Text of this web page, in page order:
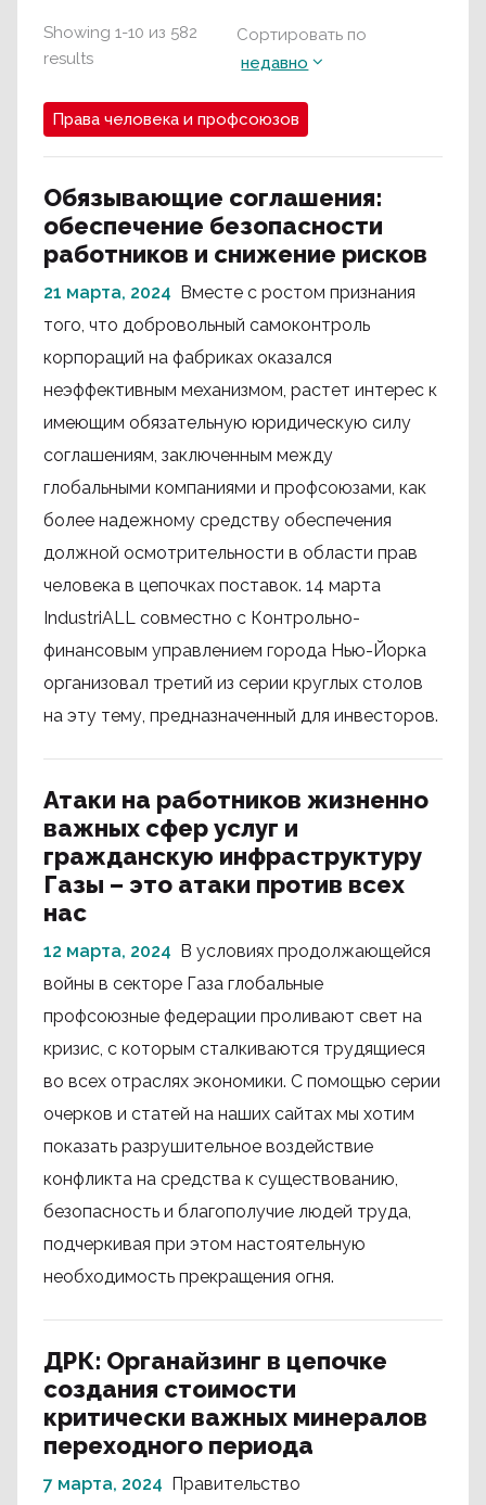
Showing 1-10 из 582
results
Сортировать по
недавно
Права человека и профсоюзов
Обязывающие соглашения:
обеспечение безопасности
работников и снижение рисков
21 марта, 2024 Вместе с ростом признания
того, что добровольный самоконтроль
корпораций на фабриках оказался
неэффективным механизмом, растет интерес к
имеющим обязательную юридическую силу
соглашениям, заключенным между
глобальными компаниями и профсоюзами, как
более надежному средству обеспечения
должной осмотрительности в области прав
человека в цепочках поставок. 14 марта
IndustriALL совместно с Контрольно-
финансовым управлением города Нью-Йорка
организовал третий из серии круглых столов
на эту тему, предназначенный для инвесторов.
Атаки на работников жизненно
важных сфер услуг и
гражданскую инфраструктуру
Газы – это атаки против всех
нас
12 марта, 2024 В условиях продолжающейся
войны в секторе Газа глобальные
профсоюзные федерации проливают свет на
кризис, с которым сталкиваются трудящиеся
во всех отраслях экономики. С помощью серии
очерков и статей на наших сайтах мы хотим
показать разрушительное воздействие
конфликта на средства к существованию,
безопасность и благополучие людей труда,
подчеркивая при этом настоятельную
необходимость прекращения огня.
ДРК: Органайзинг в цепочке
создания стоимости
критически важных минералов
переходного периода
7 марта, 2024 Правительство